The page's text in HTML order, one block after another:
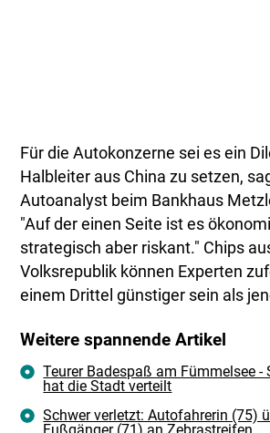
Für die Autokonzerne sei es ein
Halbleiter aus China zu setzen,
Autoanalyst beim Bankhaus
"Auf der einen Seite ist es
strategisch aber riskant." Chips
Volksrepublik können Experten
einem Drittel günstiger sein als
Weitere spannende Artikel
Teurer Badespaß am Fümmelsee -
hat die Stadt verteilt
Schwer verletzt: Autofahrerin (75)